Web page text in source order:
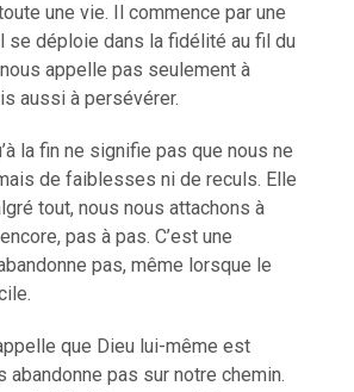
une vie. Il commence par une
se déploie dans la fidélité au fil du
appelle pas seulement à
aussi à persévérer.
la fin ne signifie pas que nous ne
de faiblesses ni de reculs. Elle
tout, nous nous attachons à
pas à pas. C’est une
pas, même lorsque le
que Dieu lui-même est
abandonne pas sur notre chemin.